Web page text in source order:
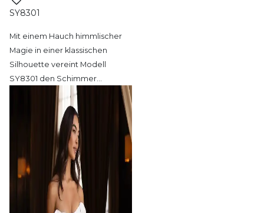
SY8301
Mit einem Hauch himmlischer
Magie in einer klassischen
Silhouette vereint Modell
SY8301 den Schimmer